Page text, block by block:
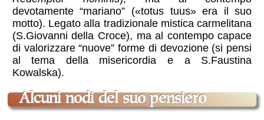
devotamente “mariano” («totus tuus» era il suo
motto). Legato alla tradizionale mistica carmelitana
(S.Giovanni della Croce), ma al contempo capace
di valorizzare “nuove” forme di devozione (si pensi
al tema della misericordia e a S.Faustina
Kowalska).
alcuni nodi del suo pensiero